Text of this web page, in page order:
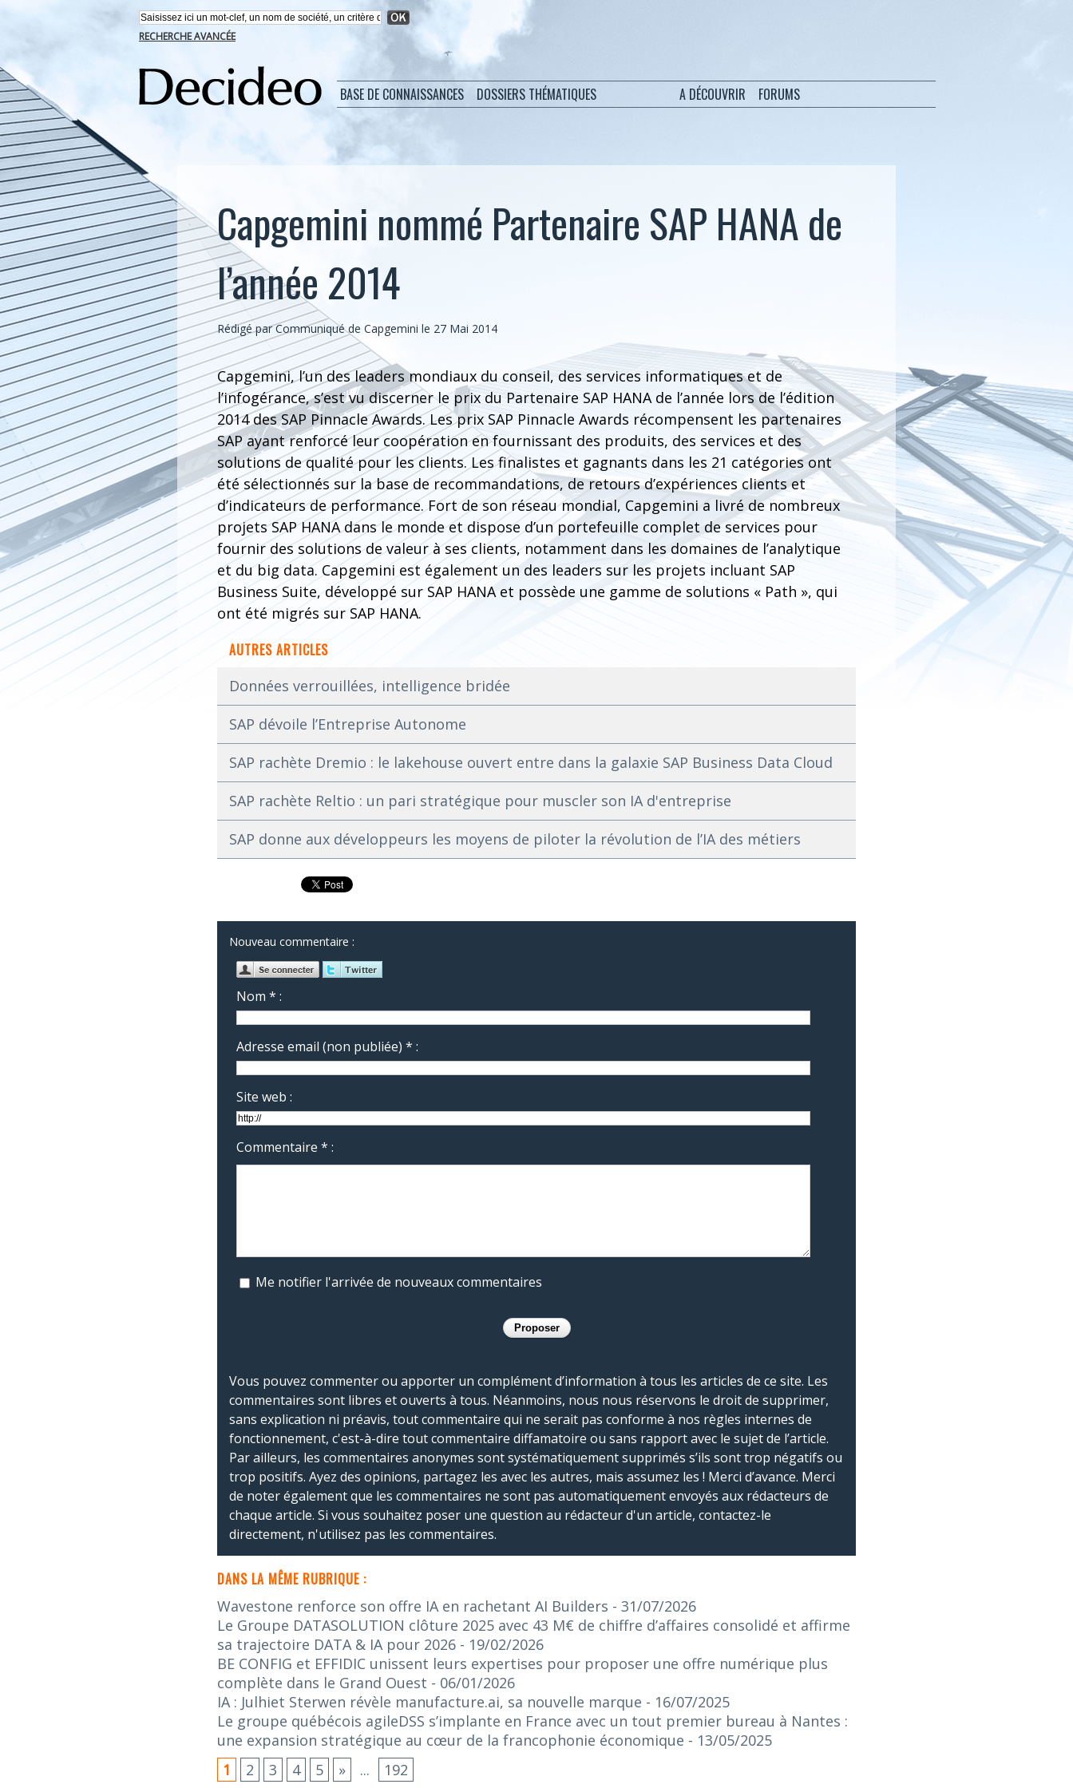
RECHERCHE AVANCÉE
BASE DE CONNAISSANCES DOSSIERS THÉMATIQUES A DÉCOUVRIR FORUMS
Capgemini nommé Partenaire SAP HANA de
l’année 2014
Rédigé par Communiqué de Capgemini le 27 Mai 2014
Capgemini, l’un des leaders mondiaux du conseil, des services informatiques et de
l’infogérance, s’est vu discerner le prix du Partenaire SAP HANA de l’année lors de l’édition
2014 des SAP Pinnacle Awards. Les prix SAP Pinnacle Awards récompensent les partenaires
SAP ayant renforcé leur coopération en fournissant des produits, des services et des
solutions de qualité pour les clients. Les finalistes et gagnants dans les 21 catégories ont
été sélectionnés sur la base de recommandations, de retours d’expériences clients et
d’indicateurs de performance. Fort de son réseau mondial, Capgemini a livré de nombreux
projets SAP HANA dans le monde et dispose d’un portefeuille complet de services pour
fournir des solutions de valeur à ses clients, notamment dans les domaines de l’analytique
et du big data. Capgemini est également un des leaders sur les projets incluant SAP
Business Suite, développé sur SAP HANA et possède une gamme de solutions « Path », qui
ont été migrés sur SAP HANA.
AUTRES ARTICLES
Données verrouillées, intelligence bridée
SAP dévoile l’Entreprise Autonome
SAP rachète Dremio : le lakehouse ouvert entre dans la galaxie SAP Business Data Cloud
SAP rachète Reltio : un pari stratégique pour muscler son IA d'entreprise
SAP donne aux développeurs les moyens de piloter la révolution de l’IA des métiers
Nouveau commentaire :
Nom * :
Adresse email (non publiée) * :
Site web :
Commentaire * :
Me notifier l'arrivée de nouveaux commentaires
Vous pouvez commenter ou apporter un complément d’information à tous les articles de ce site. Les
commentaires sont libres et ouverts à tous. Néanmoins, nous nous réservons le droit de supprimer,
sans explication ni préavis, tout commentaire qui ne serait pas conforme à nos règles internes de
fonctionnement, c'est-à-dire tout commentaire diffamatoire ou sans rapport avec le sujet de l’article.
Par ailleurs, les commentaires anonymes sont systématiquement supprimés s’ils sont trop négatifs ou
trop positifs. Ayez des opinions, partagez les avec les autres, mais assumez les ! Merci d’avance. Merci
de noter également que les commentaires ne sont pas automatiquement envoyés aux rédacteurs de
chaque article. Si vous souhaitez poser une question au rédacteur d'un article, contactez-le
directement, n'utilisez pas les commentaires.
DANS LA MÊME RUBRIQUE :
Wavestone renforce son offre IA en rachetant AI Builders - 31/07/2026
Le Groupe DATASOLUTION clôture 2025 avec 43 M€ de chiffre d’affaires consolidé et affirme
sa trajectoire DATA & IA pour 2026 - 19/02/2026
BE CONFIG et EFFIDIC unissent leurs expertises pour proposer une offre numérique plus
complète dans le Grand Ouest - 06/01/2026
IA : Julhiet Sterwen révèle manufacture.ai, sa nouvelle marque - 16/07/2025
Le groupe québécois agileDSS s’implante en France avec un tout premier bureau à Nantes :
une expansion stratégique au cœur de la francophonie économique - 13/05/2025
1
2 3 4 5 » ... 192